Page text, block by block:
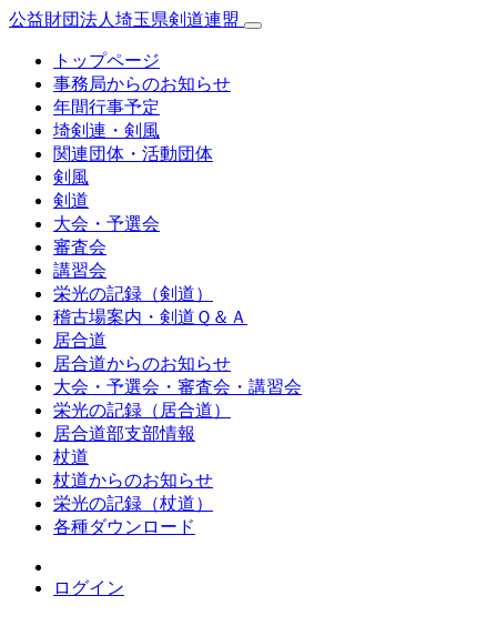
公益財団法人埼玉県剣道連盟
トップページ
事務局からのお知らせ
年間行事予定
埼剣連・剣風
関連団体・活動団体
剣風
剣道
大会・予選会
審査会
講習会
栄光の記録（剣道）
稽古場案内・剣道Ｑ＆Ａ
居合道
居合道からのお知らせ
大会・予選会・審査会・講習会
栄光の記録（居合道）
居合道部支部情報
杖道
杖道からのお知らせ
栄光の記録（杖道）
各種ダウンロード
ログイン